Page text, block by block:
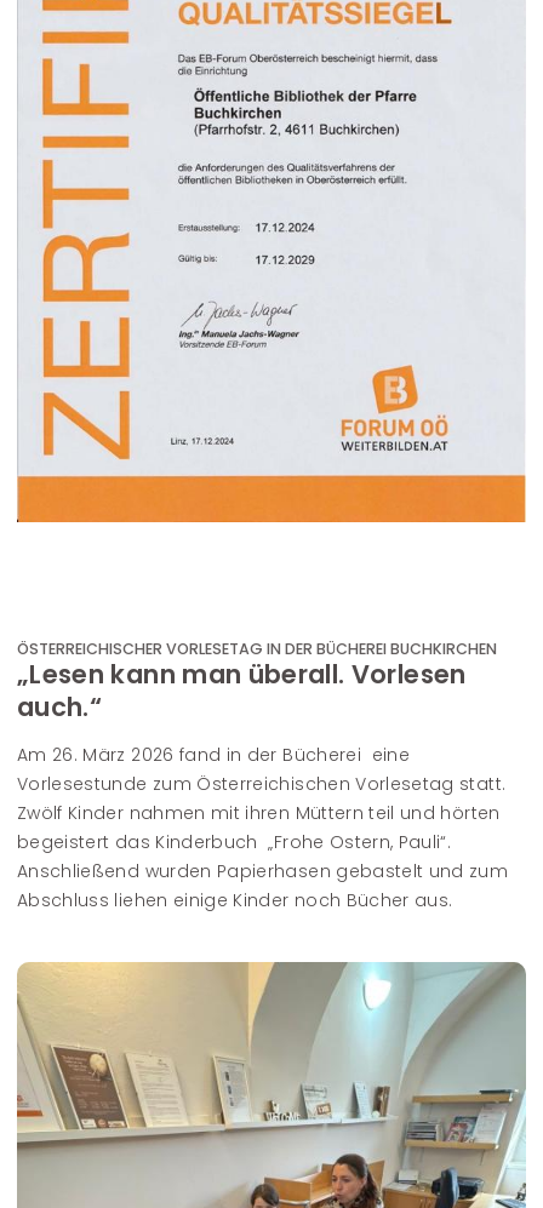
ÖSTERREICHISCHER VORLESETAG IN DER BÜCHEREI BUCHKIRCHEN
„Lesen kann man überall. Vorlesen
auch.“
Am 26. März 2026 fand in der Bücherei eine
Vorlesestunde zum Österreichischen Vorlesetag statt.
Zwölf Kinder nahmen mit ihren Müttern teil und hörten
begeistert das Kinderbuch „Frohe Ostern, Pauli“.
Anschließend wurden Papierhasen gebastelt und zum
Abschluss liehen einige Kinder noch Bücher aus.